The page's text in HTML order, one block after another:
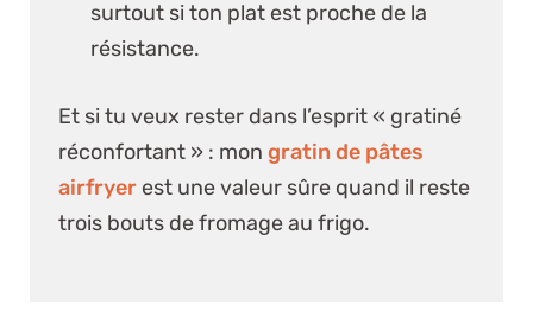
surtout si ton plat est proche de la
résistance.
Et si tu veux rester dans l’esprit « gratiné
réconfortant » : mon gratin de pâtes
airfryer est une valeur sûre quand il reste
trois bouts de fromage au frigo.